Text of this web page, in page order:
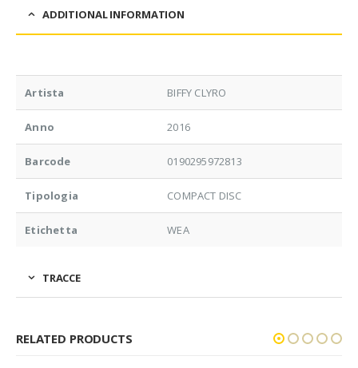
ADDITIONAL INFORMATION
Artista BIFFY CLYRO
Anno 2016
Barcode 0190295972813
Tipologia COMPACT DISC
Etichetta WEA
TRACCE
RELATED PRODUCTS